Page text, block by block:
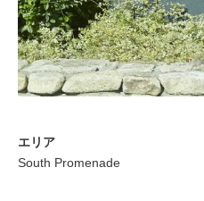
- 利用規約
エリア
South Promenade